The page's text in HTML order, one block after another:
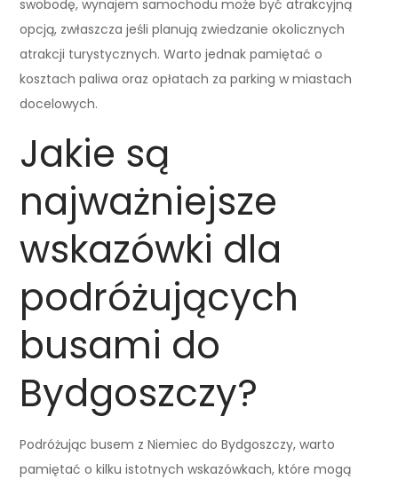
swobodę, wynajem samochodu może być atrakcyjną
opcją, zwłaszcza jeśli planują zwiedzanie okolicznych
atrakcji turystycznych. Warto jednak pamiętać o
kosztach paliwa oraz opłatach za parking w miastach
docelowych.
Jakie są
najważniejsze
wskazówki dla
podróżujących
busami do
Bydgoszczy?
Podróżując busem z Niemiec do Bydgoszczy, warto
pamiętać o kilku istotnych wskazówkach, które mogą